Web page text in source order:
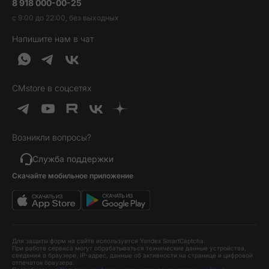
Наушники и колонки
Гаджеты
Услуги и софт
Идеи подарков
Товары дня
Выгодные комплекты
Хиты продаж
Уценка
Трейд-ин
Гарантия и возврат
Доставка и оплата
Кредит и рассрочка
Вакансии
Контакты
Обратная связь
О нас
8 918 000-00-25
с 9:00 до 22:00, без выходных
Напишите нам в чат
CMstore в соцсетях
Возникли вопросы?
Служба поддержки
Скачайте мобильное приложение
Для защиты форм на сайте используется Yandex SmartCaptcha.
При работе сервиса могут обрабатываться технические данные устройства,
сведения о браузере, IP-адрес, данные об активности на странице и цифровой
отпечаток браузера.